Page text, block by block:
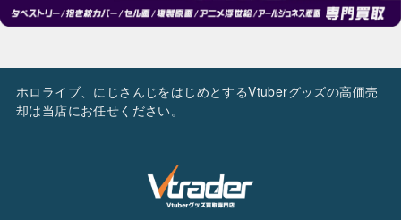
ホロライブ、にじさんじをはじめとするVtuberグッズの高価売
却は当店にお任せください。